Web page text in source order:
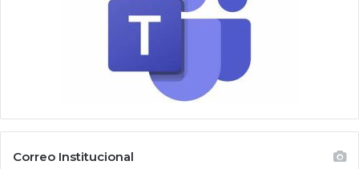
Correo Institucional